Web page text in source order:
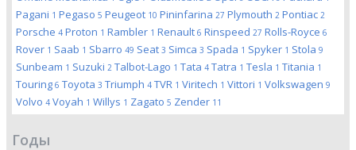
Pagani 1 Pegaso 5 Peugeot 10 Pininfarina 27 Plymouth 2 Pontiac 2
Porsche 4 Proton 1 Rambler 1 Renault 6 Rinspeed 27 Rolls-Royce 6
Rover 1 Saab 1 Sbarro 49 Seat 3 Simca 3 Spada 1 Spyker 1 Stola 9
Sunbeam 1 Suzuki 2 Talbot-Lago 1 Tata 4 Tatra 1 Tesla 1 Titania 1
Touring 6 Toyota 3 Triumph 4 TVR 1 Viritech 1 Vittori 1 Volkswagen 9
Volvo 4 Voyah 1 Willys 1 Zagato 5 Zender 11
Годы